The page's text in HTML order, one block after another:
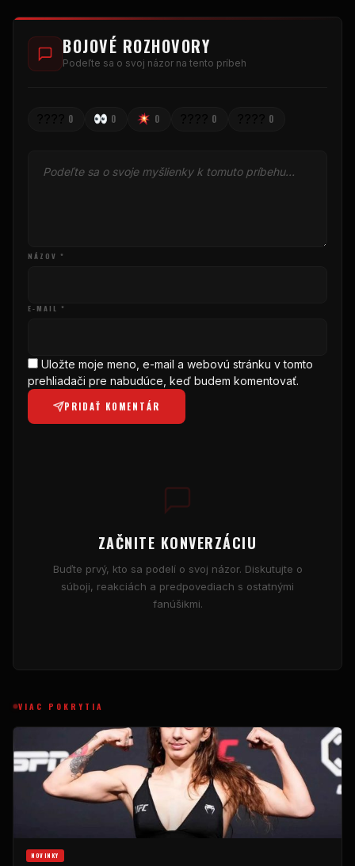
BOJOVÉ ROZHOVORY
Podeľte sa o svoj názor na tento príbeh
0 0 0 0 0
NÁZOV *
E-MAIL *
Uložte moje meno, e-mail a webovú stránku v tomto
prehliadači pre nabudúce, keď budem komentovať.
PRIDAŤ KOMENTÁR
ZAČNITE KONVERZÁCIU
Buďte prvý, kto sa podelí o svoj názor. Diskutujte o
súboji, reakciách a predpovediach s ostatnými
fanúšikmi.
VIAC POKRYTIA
NOVINKY